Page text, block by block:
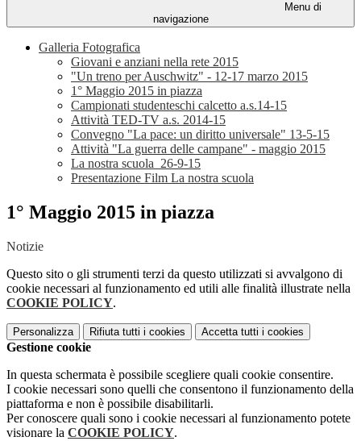
Menu di
navigazione
Galleria Fotografica
Giovani e anziani nella rete 2015
"Un treno per Auschwitz" - 12-17 marzo 2015
1° Maggio 2015 in piazza
Campionati studenteschi calcetto a.s.14-15
Attività TED-TV a.s. 2014-15
Convegno "La pace: un diritto universale" 13-5-15
Attività "La guerra delle campane" - maggio 2015
La nostra scuola_26-9-15
Presentazione Film La nostra scuola
1° Maggio 2015 in piazza
Notizie
Questo sito o gli strumenti terzi da questo utilizzati si avvalgono di
cookie necessari al funzionamento ed utili alle finalità illustrate nella
COOKIE POLICY.
Personalizza Rifiuta tutti i cookies Accetta tutti i cookies
Gestione cookie
In questa schermata è possibile scegliere quali cookie consentire.
I cookie necessari sono quelli che consentono il funzionamento della
piattaforma e non è possibile disabilitarli.
Per conoscere quali sono i cookie necessari al funzionamento potete
visionare la COOKIE POLICY.